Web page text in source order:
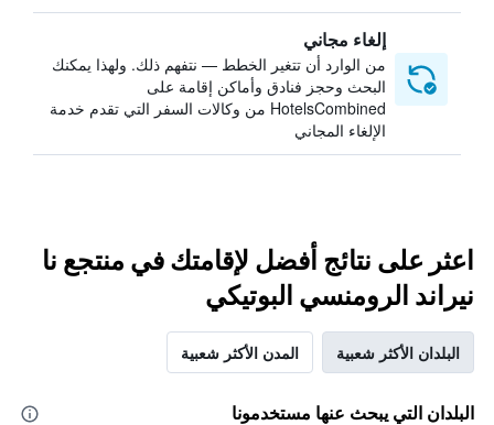
إلغاء مجاني
من الوارد أن تتغير الخطط — نتفهم ذلك. ولهذا يمكنك
البحث وحجز فنادق وأماكن إقامة على
HotelsCombined من وكالات السفر التي تقدم خدمة
الإلغاء المجاني
اعثر على نتائج أفضل لإقامتك في منتجع نا
نيراند الرومنسي البوتيكي
البلدان الأكثر شعبية المدن الأكثر شعبية
البلدان التي يبحث عنها مستخدمونا